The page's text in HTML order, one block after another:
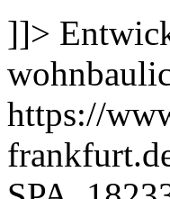
]]>
https://